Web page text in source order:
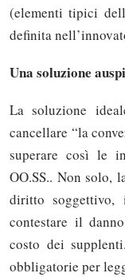
(elementi tipici
definita
Una soluzione
La soluzione
cancellare “la
superare così le
OO.SS.. Non solo,
diritto
contestare il
costo dei
obbligatorie per